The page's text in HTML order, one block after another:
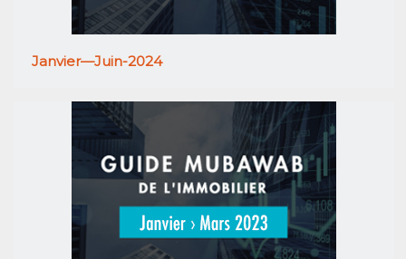
Janvier—Juin-2024